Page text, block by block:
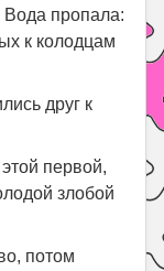
Вода пропала:
к колодцам
друг к
первой,
злобой
потом